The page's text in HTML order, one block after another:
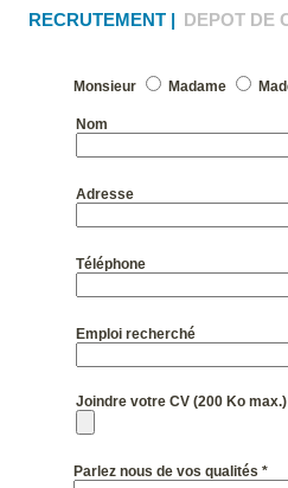
RECRUTEMENT | DEPOT DE
Monsieur Madame
Nom
Adresse
Téléphone
Emploi recherché
Joindre votre CV (200 Ko max.)
Parlez nous de vos qualités *